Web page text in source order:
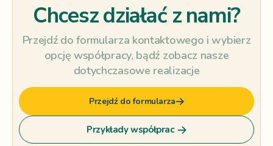
Chcesz działać z nami?
Przejdź do formularza kontaktowego i wybierz
opcję współpracy, bądź zobacz nasze
dotychczasowe realizacje
Przejdź do formularza
Przykłady współprac